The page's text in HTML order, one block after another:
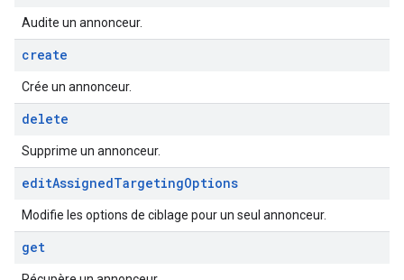
Audite un annonceur.
create
Crée un annonceur.
delete
Supprime un annonceur.
editAssignedTargetingOptions
Modifie les options de ciblage pour un seul annonceur.
get